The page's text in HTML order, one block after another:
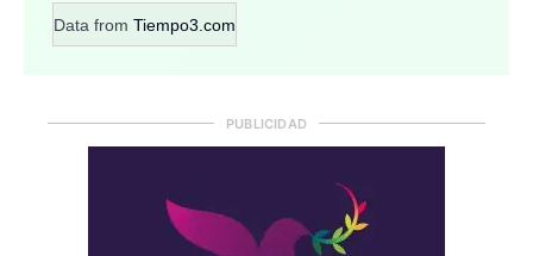
Data from Tiempo3.com
PUBLICIDAD